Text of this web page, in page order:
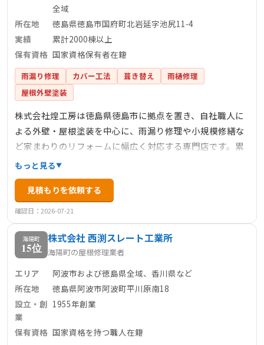
全域
所在地
徳島県徳島市国府町北岩延字池尻11-4
実績
累計2000棟以上
保有資格 国家資格保有者在籍
雨漏り修理 カバー工法 葺き替え
雨樋修理
屋根外壁塗装
株式会社煌工房は徳島県徳島市に拠点を置き、自社職人に
よる外壁・屋根塗装を中心に、雨漏り修理や小規模修繕な
ど家まわりのリフォームに幅広く対応する専門店です。累
計2000棟以上の施工実績を誇り、品質・価格・アフターサ
ービスを強みとしています。国家資格保有者が在籍し、定
期点検やキャンペーン、来店予約特典など顧客に寄り添っ
たサービス体制を整えています。特に美馬市を含む徳島県
全域で地元密着型に展開しており、安心して任せられる会
社です。
もっと見る
見積もりを依頼する
確認日：2026-07-21
海陽町
15位
株式会社 西渕スレート工業所
海陽町の屋根修理業者
エリア
阿波市および徳島県全域、香川県など
所在地
徳島県阿波市阿波町平川原南18
設立・創
業
1955年創業
保有資格 国家資格を持つ職人在籍